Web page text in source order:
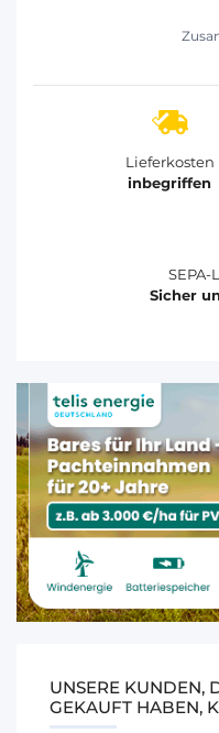
Lieferkosten
inbegriffen
SEPA-
Sicher
UNSERE KUNDEN,
GEKAUFT HABEN,